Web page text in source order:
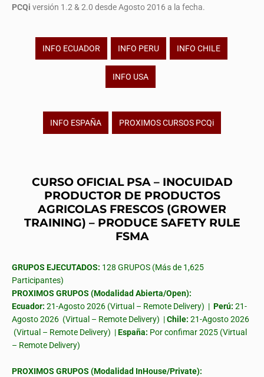
PCQi versión 1.2 & 2.0 desde Agosto 2016 a la fecha.
INFO ECUADOR INFO PERU INFO CHILE
INFO USA
INFO ESPAÑA PROXIMOS CURSOS PCQi
CURSO OFICIAL PSA – INOCUIDAD
PRODUCTOR DE PRODUCTOS
AGRICOLAS FRESCOS (GROWER
TRAINING) – PRODUCE SAFETY RULE
FSMA
GRUPOS EJECUTADOS: 128 GRUPOS (Más de 1,625
Participantes)
PROXIMOS GRUPOS (Modalidad Abierta/Open):
Ecuador: 21-Agosto 2026 (Virtual – Remote Delivery) | Perú: 21-
Agosto 2026 (Virtual – Remote Delivery) |Chile: 21-Agosto 2026
(Virtual – Remote Delivery) |España: Por confimar 2025 (Virtual
– Remote Delivery)
PROXIMOS GRUPOS (Modalidad InHouse/Private):